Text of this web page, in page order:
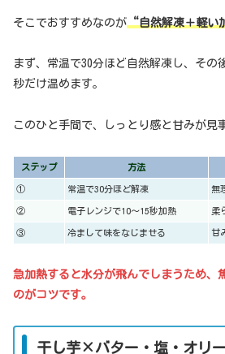
そこでおすすめなのが“自然解凍＋軽い
まず、常温で30分ほど自然解凍し、その
秒だけ温めます。
このひと手間で、しっとり感と甘みが見
ステップ 方法
① 常温で30分ほど解凍 無
② 電子レンジで10〜15秒加熱 柔
③ 冷まして味をなじませる 甘
急加熱すると水分が飛んでしまうため、
のがコツです。
干し芋×バター・塩・オリ